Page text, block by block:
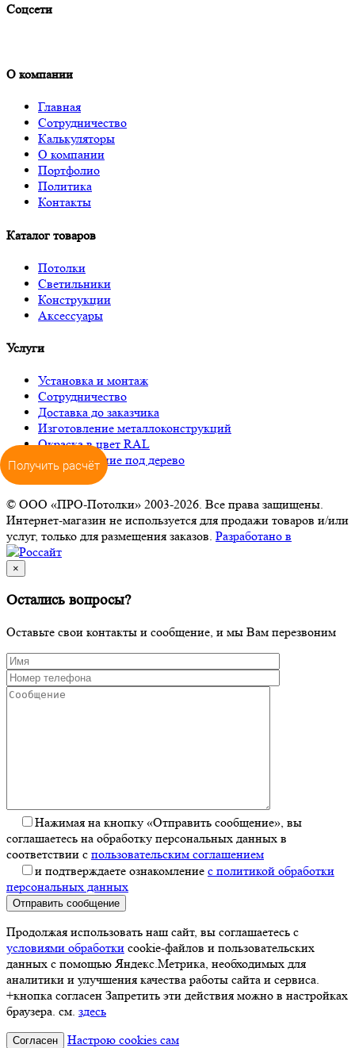
Соцсети
О компании
Главная
Сотрудничество
Калькуляторы
О компании
Портфолио
Политика
Контакты
Каталог товаров
Потолки
Светильники
Конструкции
Аксессуары
Услуги
Установка и монтаж
Сотрудничество
Доставка до заказчика
Изготовление металлоконструкций
Окраска в цвет RAL
Декорирование под дерево
© ООО «ПРО-Потолки» 2003-2026. Все права защищены.
Интернет-магазин не используется для продажи товаров и/или
услуг, только для размещения заказов. Разработано в
×
Остались вопросы?
Оставьте свои контакты и сообщение, и мы Вам перезвоним
Нажимая на кнопку «Отправить сообщение», вы
соглашаетесь на обработку персональных данных в
соответствии с пользовательским соглашением
и подтверждаете ознакомление с политикой обработки
персональных данных
Отправить сообщение
Продолжая использовать наш сайт, вы соглашаетесь с
условиями обработки cookie-файлов и пользовательских
данных с помощью Яндекс.Метрика, необходимых для
аналитики и улучшения качества работы сайта и сервиса.
+кнопка согласен Запретить эти действия можно в настройках
браузера. см. здесь
Согласен Настрою cookies сам
Получить расчёт